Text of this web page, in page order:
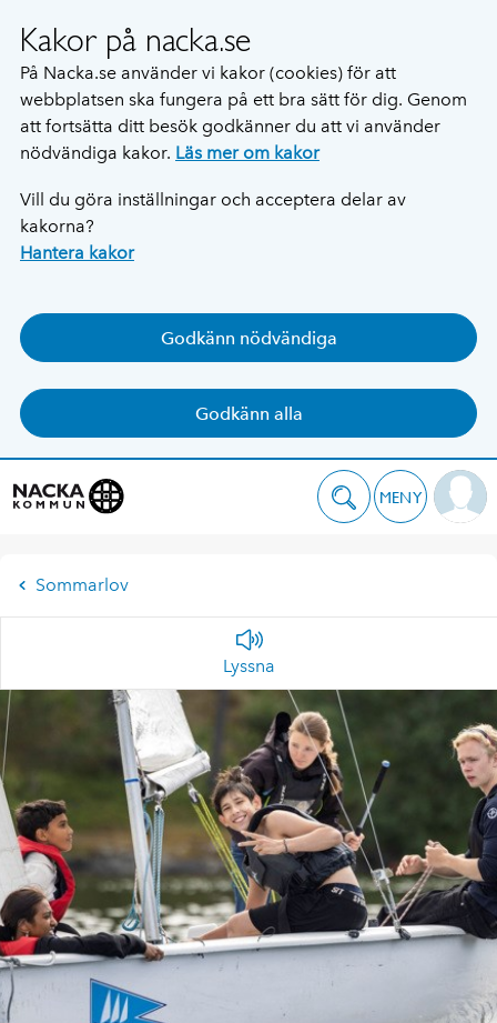
Kakor på nacka.se
På Nacka.se använder vi kakor (cookies) för att
webbplatsen ska fungera på ett bra sätt för dig. Genom
att fortsätta ditt besök godkänner du att vi använder
nödvändiga kakor. Läs mer om kakor
Vill du göra inställningar och acceptera delar av
kakorna?
Hantera kakor
Godkänn nödvändiga
Godkänn alla
MENY
Sommarlov
Lyssna